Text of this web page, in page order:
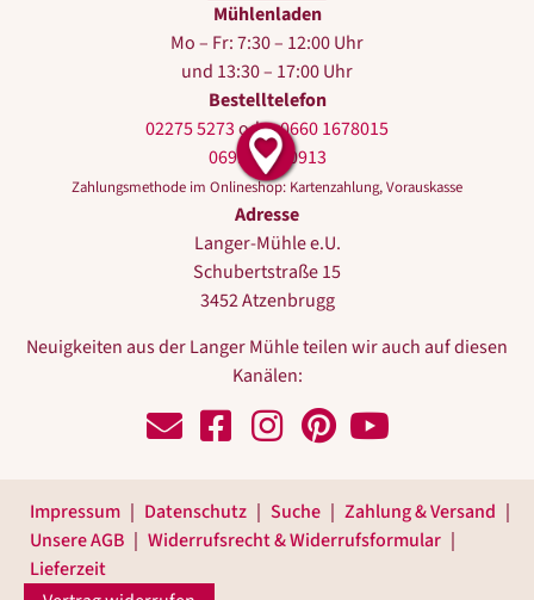
Mühlenladen
Mo – Fr: 7:30 – 12:00 Uhr
und 13:30 – 17:00 Uhr
Bestelltelefon
02275 5273oder0660 1678015
0699 10440913
Zahlungsmethode im Onlineshop: Kartenzahlung, Vorauskasse
Adresse
Langer-Mühle e.U.
Schubertstraße 15
3452 Atzenbrugg
Neuigkeiten aus der Langer Mühle teilen wir auch auf diesen
Kanälen:
Impressum Datenschutz Suche
Zahlung & Versand
Unsere AGB
Widerrufsrecht & Widerrufsformular
Lieferzeit